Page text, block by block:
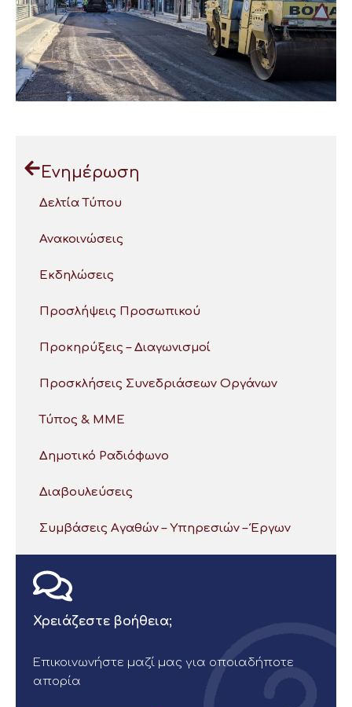
Ενημέρωση
Δελτία Τύπου
Ανακοινώσεις
Εκδηλώσεις
Προσλήψεις Προσωπικού
Προκηρύξεις – Διαγωνισμοί
Προσκλήσεις Συνεδριάσεων Οργάνων
Τύπος & ΜΜΕ
Δημοτικό Ραδιόφωνο
Διαβουλεύσεις
Συμβάσεις Αγαθών – Υπηρεσιών – Έργων
Χρειάζεστε βοήθεια;
Επικοινωνήστε μαζί μας για οποιαδήποτε
απορία